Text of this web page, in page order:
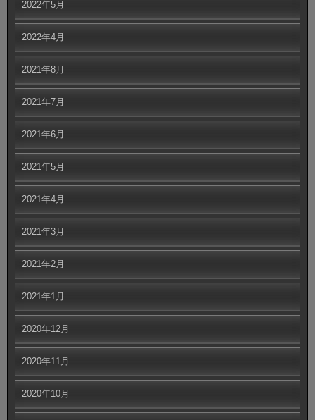
2022年5月
2022年4月
2021年8月
2021年7月
2021年6月
2021年5月
2021年4月
2021年3月
2021年2月
2021年1月
2020年12月
2020年11月
2020年10月